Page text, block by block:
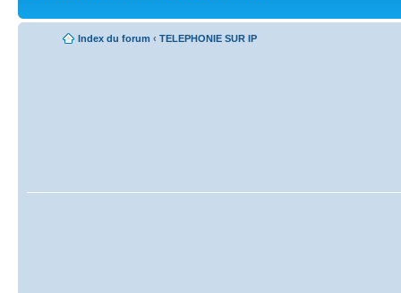
Index du forum ‹ TELEPHONIE SUR IP